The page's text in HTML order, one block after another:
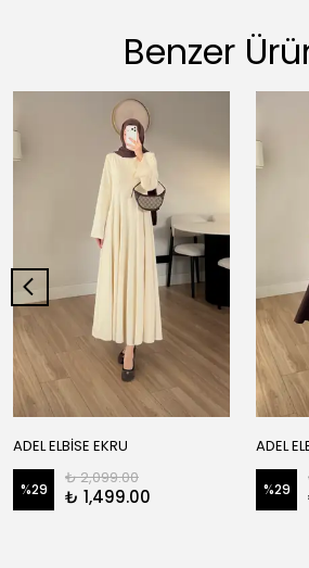
Benzer
ADEL ELBİSE EKRU
%29
₺ 2,099.00
₺ 1,499.00
ADEL
%29